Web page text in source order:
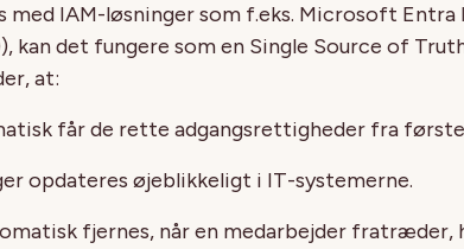
med IAM-løsninger som f.eks. Microsoft Entra
kan det fungere som en Single Source of
at:
får de rette adgangsrettigheder fra første
opdateres øjeblikkeligt i IT-systemerne.
fjernes, når en medarbejder fratræder,